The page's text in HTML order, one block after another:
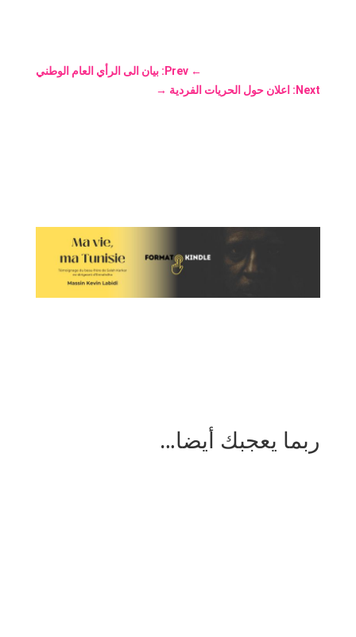
←Prev: بيان الى الرأي العام الوطني
Next: اعلان حول الحريات الفردية
→
ربما يعجبك أيضا…